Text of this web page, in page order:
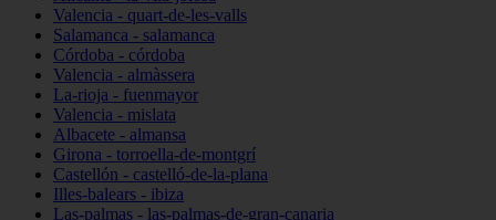
Valencia - quart-de-les-valls
Salamanca - salamanca
Córdoba - córdoba
Valencia - almàssera
La-rioja - fuenmayor
Valencia - mislata
Albacete - almansa
Girona - torroella-de-montgrí
Castellón - castelló-de-la-plana
Illes-balears - ibiza
Las-palmas - las-palmas-de-gran-canaria